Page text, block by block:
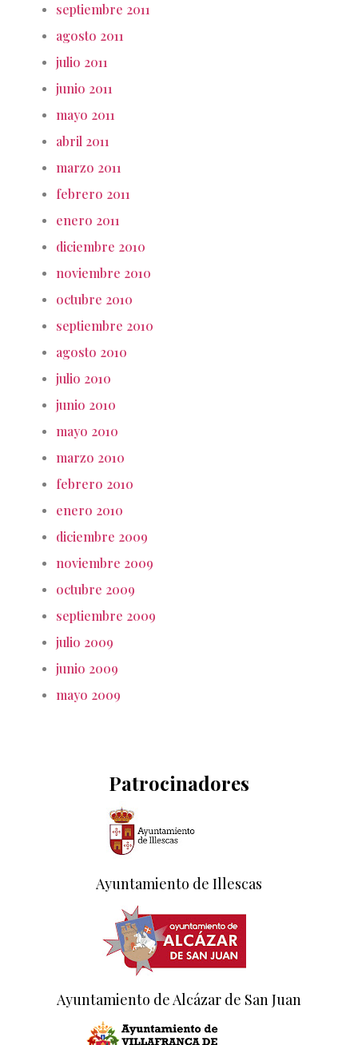
septiembre 2011
agosto 2011
julio 2011
junio 2011
mayo 2011
abril 2011
marzo 2011
febrero 2011
enero 2011
diciembre 2010
noviembre 2010
octubre 2010
septiembre 2010
agosto 2010
julio 2010
junio 2010
mayo 2010
marzo 2010
febrero 2010
enero 2010
diciembre 2009
noviembre 2009
octubre 2009
septiembre 2009
julio 2009
junio 2009
mayo 2009
Patrocinadores
Ayuntamiento de Illescas
Ayuntamiento de Alcázar de San Juan